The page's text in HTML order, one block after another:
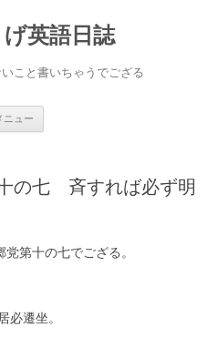
英語日誌
こと書いちゃうでござる
ニュー
ス
の七 斉すれば必ず明
第十の七でござる。
必遷坐。